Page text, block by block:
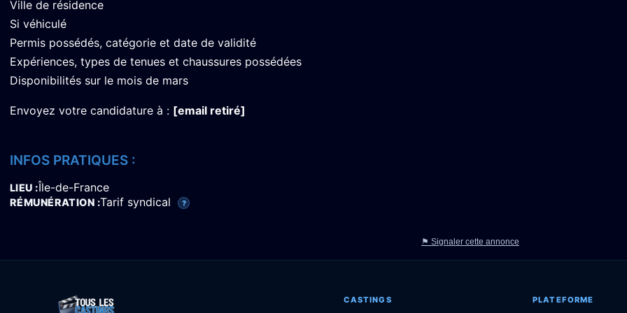
Ville de résidence
Si véhiculé
Permis possédés, catégorie et date de validité
Expériences, types de tenues et chaussures possédées
Disponibilités sur le mois de mars
Envoyez votre candidature à : [email retiré]
INFOS PRATIQUES :
LIEU Île-de-France
RÉMUNÉRATION Tarif syndical ?
⚑ Signaler cette annonce
CASTINGS PLATEFORME